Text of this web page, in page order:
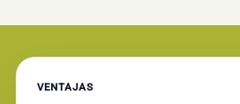
VENTAJAS